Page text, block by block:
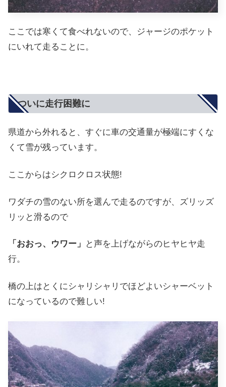
ここでは寒くて食べれないので、ジャージのポケット
にいれて走ることに。
ついに走行困難に
県道から外れると、すぐに車の交通量が極端にすくな
くて雪が残っています。
ここからはシクロクロス状態!
ワダチの雪のない所を選んで走るのですが、ズリッズ
リッと滑るので
「おおっ、ウワー」
と声を上げながらのヒヤヒヤ走
行。
橋の上はとくにシャリシャリでほどよいシャーベット
になっているので難しい!